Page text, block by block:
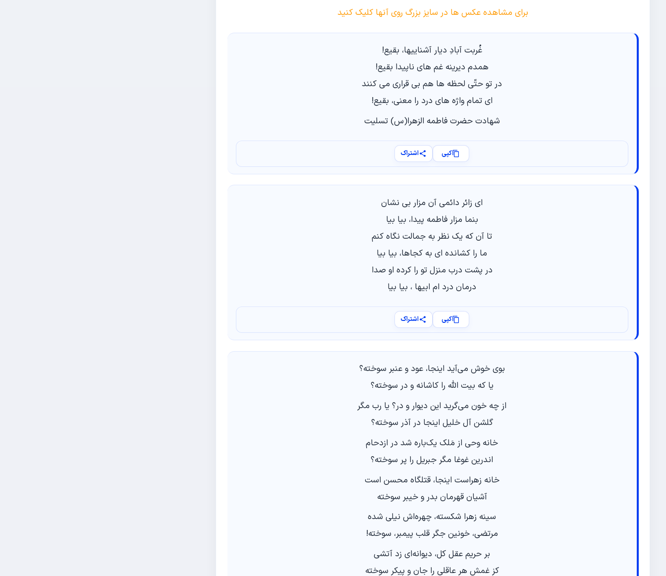
برای مشاهده عکس ها در سایز بزرگ روی آنها کلیک کنید
غُربت آبادِ دیار آشناییها، بقیع!
همدم دیرینه غم هاى ناپیدا بقیع!
در تو حتّى لحظه ها هم بى قرارى مى کنند
اى تمام واژه هاى درد را معنى، بقیع!
شهادت حضرت فاطمه الزهرا(س) تسلیت
کپی اشتراک
ای زائر دائمی آن مزار بی نشان
بنما مزار فاطمه پیدا، بیا بیا
تا آن که یک نظر به جمالت نگاه کنم
ما را کشانده ای به کجاها، بیا بیا
در پشت درب منزل تو را کرده او صدا
درمان درد ام ابیها ، بیا بیا
کپی اشتراک
بوی خوش می‌آید اینجا، عود و عنبر سوخته؟
یا که بیت اللَّه را کاشانه و در سوخته؟
از چه خون می‌گرید این دیوار و در؟ یا رب مگر
گلشن آل خلیل اینجا در آذر سوخته؟
خانه وحی از مَلک یک‌باره شد در ازدحام
اندرین غوغا مگر جبریل را پر سوخته؟
خانه زهراست اینجا، قتلگاه محسن است
آشیان قهرمان بدر و خیبر سوخته
سینه زهرا شکسته، چهره‌اش نیلی شده
مرتضی، خونین جگر قلب پیمبر، سوخته!
بر حریم عقل کل، دیوانه‌ای زد آتشی
کز غمش هر عاقلی را جان و پیکر سوخته